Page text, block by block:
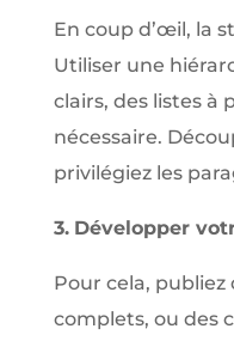
En coup d’œil, la
Utiliser une
clairs, des listes à
nécessaire.
privilégiez les
3. Développer
Pour cela, publiez
complets, ou des